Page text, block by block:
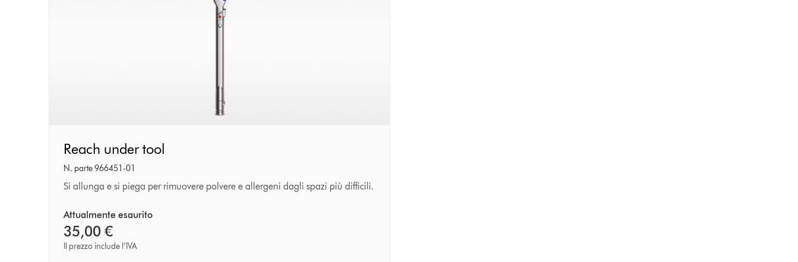
Reach
under
tool
Reach under tool
N. parte 966451-01
Si allunga e si piega per rimuovere polvere e allergeni dagli spazi più difficili.
Attualmente esaurito
35,00 €
Il prezzo include l’IVA